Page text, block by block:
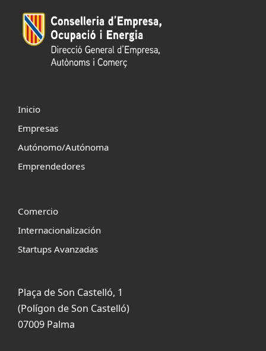
Inicio
Empresas
Autónomo/Autónoma
Emprendedores
Comercio
Internacionalización
Startups Avanzadas
Plaça de Son Castelló, 1
(Polígon de Son Castelló)
07009 Palma